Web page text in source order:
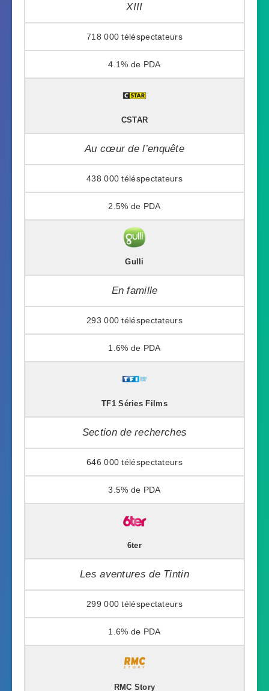
XIII
718 000
4.1%
CSTAR
Au cœur de l’enquête
438 000
2.5%
Gulli
En famille
293 000
1.6%
TF1 Séries Films
Section de recherches
646 000
3.5%
6ter
Les aventures de Tintin
299 000
1.6%
RMC Story